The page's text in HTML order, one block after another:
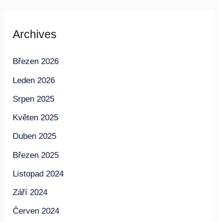
Archives
Březen 2026
Leden 2026
Srpen 2025
Květen 2025
Duben 2025
Březen 2025
Listopad 2024
Září 2024
Červen 2024